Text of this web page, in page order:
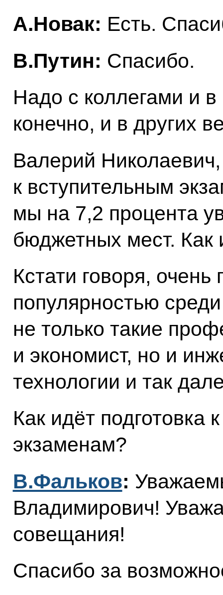
А.Новак: Есть.
В.Путин: Спасибо.
Надо с коллегами и
конечно, и в других
Валерий Николаевич,
к вступительным
мы на 7,2 процента
бюджетных мест. Как
Кстати говоря,
популярностью
не только такие
и экономист, но и
технологии и так
Как идёт подготовка
экзаменам?
В.Фальков:
Владимирович!
совещания!
Спасибо за